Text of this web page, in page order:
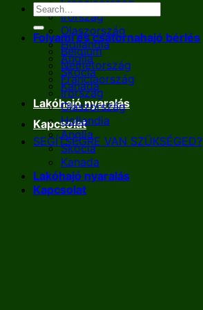
Franciaország
Írország
Olaszország
Hollandia
Anglia
Skócia
Kanada
Lakóhajó nyaralás
Kapcsolat
SEGÍTSÉGRE VAN SZÜKSÉGED?
Folyami és csatornahajó bérlés
Belgium
Németország
Franciaország
Írország
Olaszország
Hollandia
Anglia
Skócia
Kanada
Lakóhajó nyaralás
Kapcsolat